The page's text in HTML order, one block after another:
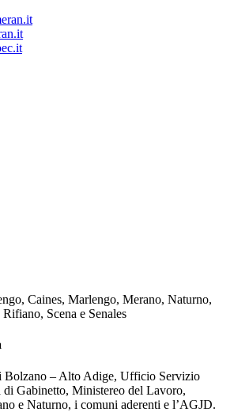
Caines, Marlengo, Merano, Naturno,
Scena e Senales
Bolzano – Alto Adige, Ufficio Servizio
Gabinetto, Ministereo del Lavoro,
e Naturno, i comuni aderenti e l’AGJD.